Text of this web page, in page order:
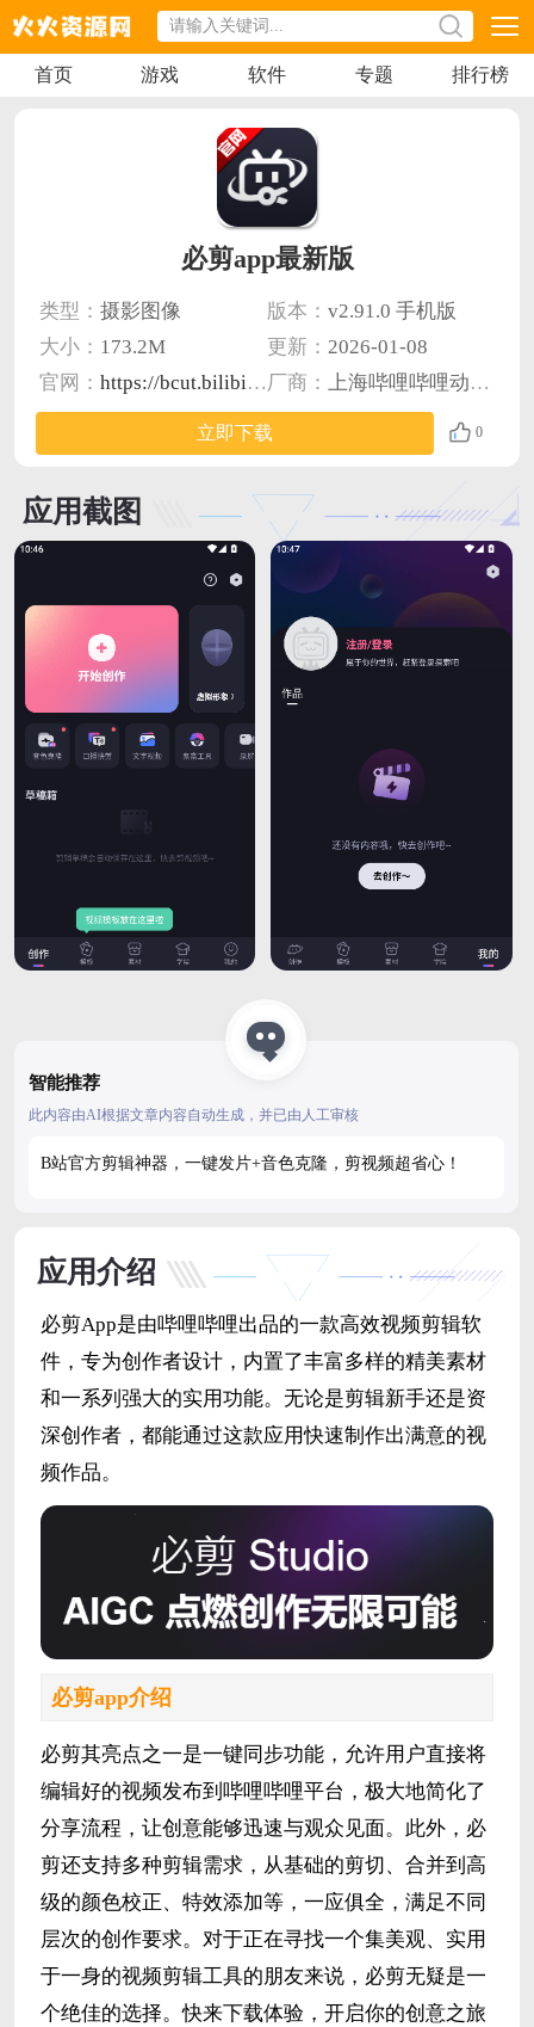
首页 游戏 软件 专题 排行榜
必剪app最新版
类型： 摄影图像 版本： v2.91.0 手机版
大小： 173.2M 更新： 2026-01-08
官网： https://bcut.bilibili.cn/ 厂商： 上海哔哩哔哩动画有限公司
立即下载 0
应用截图
智能推荐
此内容由AI根据文章内容自动生成，并已由人工审核
B站官方剪辑神器，一键发片+音色克隆，剪视频超省心！
应用介绍
必剪App是由哔哩哔哩出品的一款高效视频剪辑软
件，专为创作者设计，内置了丰富多样的精美素材
和一系列强大的实用功能。无论是剪辑新手还是资
深创作者，都能通过这款应用快速制作出满意的视
频作品。
必剪app介绍
必剪其亮点之一是一键同步功能，允许用户直接将
编辑好的视频发布到哔哩哔哩平台，极大地简化了
分享流程，让创意能够迅速与观众见面。此外，必
剪还支持多种剪辑需求，从基础的剪切、合并到高
级的颜色校正、特效添加等，一应俱全，满足不同
层次的创作要求。对于正在寻找一个集美观、实用
于一身的视频剪辑工具的朋友来说，必剪无疑是一
个绝佳的选择。快来下载体验，开启你的创意之旅